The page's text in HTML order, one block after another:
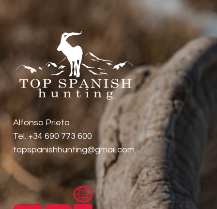
Alfonso Prieto
Tel. +34 690 773 600
topspanishhunting@gmail.com